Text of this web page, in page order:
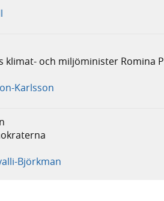
klimat- och miljöminister Romina
Karlsson
Björkman